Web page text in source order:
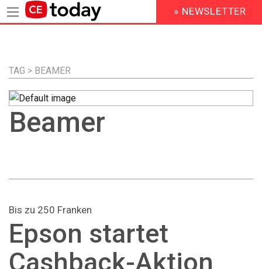
Inhalt
HEADER
MENU
» NEWSLETTER
TAG > BEAMER
Beamer
Bis zu 250 Franken
Epson startet
Cashback-Aktion